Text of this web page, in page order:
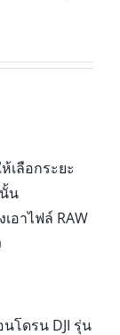
เลือกระยะ
น
อาไฟล์ RAW
โดรน DJI รุ่น